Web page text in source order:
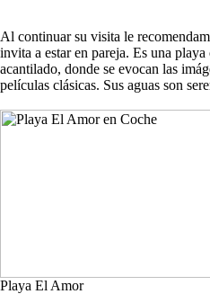
Al continuar su visita le
invita a estar en pareja. Es una
acantilado, donde se evocan las
películas clásicas. Sus aguas son
Playa El Amor